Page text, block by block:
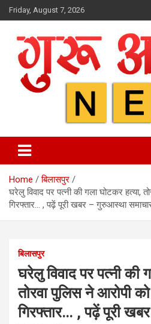
Skip
to
Friday, August 7, 2026
Home
बिलासपुर
घरेलु विवाद पर पत्नी की गला घोटकर हत्या,
गिरफ्तार… , पढ़ें पूरी खबर – गुरुआस्था
बिलासपुर
घरेलु विवाद पर पत्नी की
तोरवा पुलिस ने आरोपी
गिरफ्तार… , पढ़ें पूरी